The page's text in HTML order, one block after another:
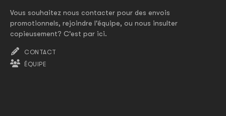
Vous souhaitez nous contacter pour des envois
promotionnels, rejoindre l'équipe, ou nous insulter
copieusement? C'est par ici.
CONTACT
ÉQUIPE